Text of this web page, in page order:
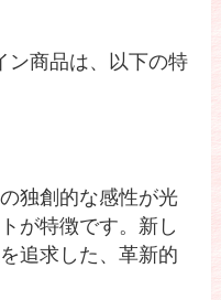
ン商品は、以下の特
独創的な感性が光
が特徴です。新し
追求した、革新的